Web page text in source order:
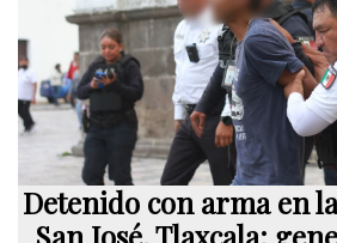
Detenido con arma en